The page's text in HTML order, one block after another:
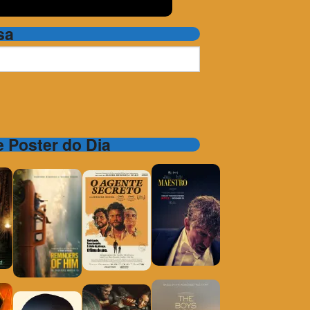
Poster do Dia